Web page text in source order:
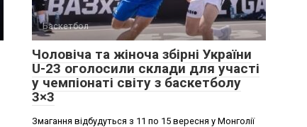
Баскетбол
Чоловіча та жіноча збірні України
U-23 оголосили склади для участі
у чемпіонаті світу з баскетболу
3×3
Змагання відбудуться з 11 по 15 вересня у Монголії